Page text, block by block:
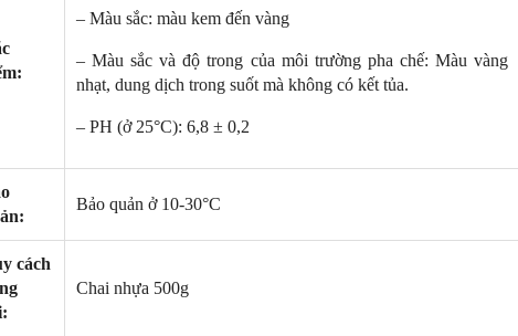
để So Màu, Kiểm Màu
xuất xứ Ba lan
Sản phẩm được sản xuất bởi hãng
Philips, xuất xứ Ba lan
– Màu sắc: màu kem đến vàng
– Màu sắc và độ trong của môi trường pha chế: Màu vàng
nhạt, dung dịch trong suốt mà không có kết tủa.
– PH (ở 25°C): 6,8 ± 0,2
Bảo quản ở 10-30°C
cách
Chai nhựa 500g